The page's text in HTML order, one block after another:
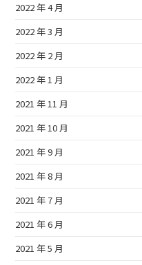
2022 年 4 月
2022 年 3 月
2022 年 2 月
2022 年 1 月
2021 年 11 月
2021 年 10 月
2021 年 9 月
2021 年 8 月
2021 年 7 月
2021 年 6 月
2021 年 5 月